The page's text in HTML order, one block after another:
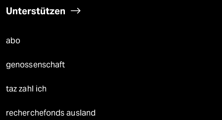
Unterstützen
abo
genossenschaft
taz zahl ich
recherchefonds ausland